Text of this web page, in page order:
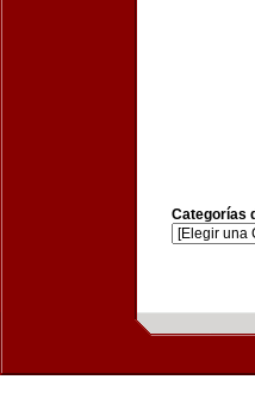
Categorías